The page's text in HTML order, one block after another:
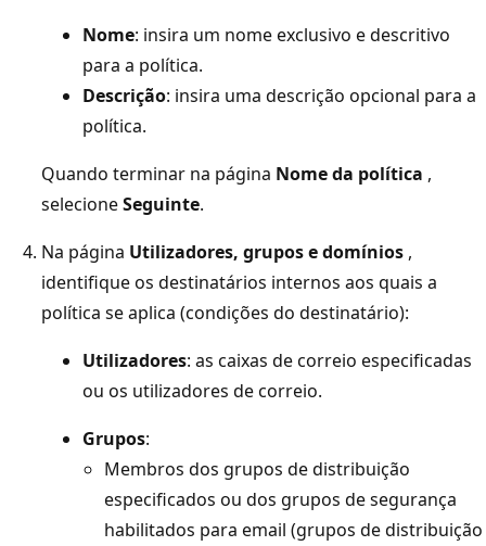
Nome: insira um nome exclusivo e descritivo
para a política.
Descrição: insira uma descrição opcional para a
política.
Quando terminar na página Nome da política ,
selecioneSeguinte.
Na página Utilizadores, grupos e domínios ,
identifique os destinatários internos aos quais a
política se aplica (condições do destinatário):
Utilizadores: as caixas de correio especificadas
ou os utilizadores de correio.
Grupos:
Membros dos grupos de distribuição
especificados ou dos grupos de segurança
habilitados para email (grupos de distribuição